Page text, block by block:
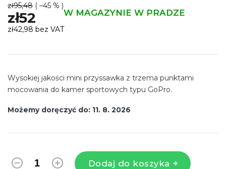
zł95,48 ( –45 % )
zł52 W MAGAZYNIE W PRADZE
zł42,98 bez VAT
jednostkowa:
Możemy doręczyć do: 11. 8. 2026
Dodaj do koszyka
Wysokiej jakości mini przyssawka z trzema punktami
mocowania do kamer sportowych typu GoPro.